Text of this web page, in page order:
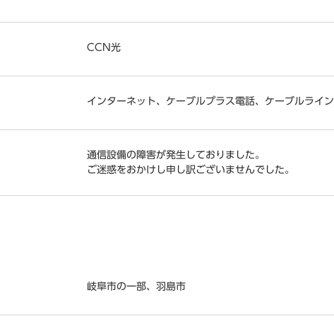
CCN光
インターネット、ケーブルプラス電話、ケーブルライン
通信設備の障害が発生しておりました。
ご迷惑をおかけし申し訳ございませんでした。
岐阜市の一部、羽島市